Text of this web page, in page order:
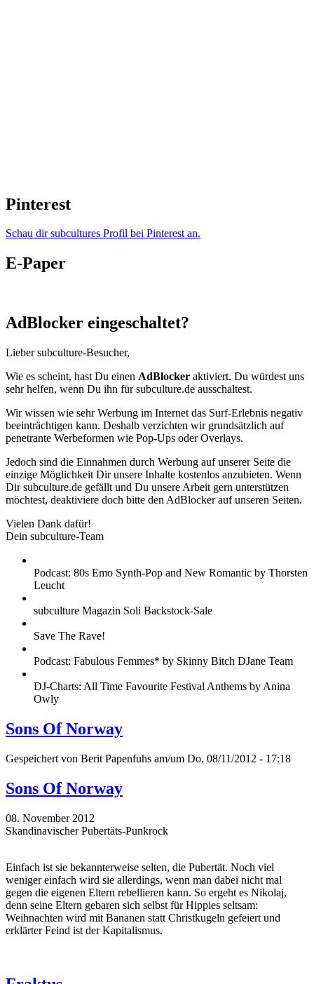
Pinterest
Schau dir subcultures Profil bei Pinterest an.
E-Paper
AdBlocker eingeschaltet?
Lieber subculture-Besucher,
Wie es scheint, hast Du einen AdBlocker aktiviert. Du würdest uns
sehr helfen, wenn Du ihn für subculture.de ausschaltest.
Wir wissen wie sehr Werbung im Internet das Surf-Erlebnis negativ
beeinträchtigen kann. Deshalb verzichten wir grundsätzlich auf
penetrante Werbeformen wie Pop-Ups oder Overlays.
Jedoch sind die Einnahmen durch Werbung auf unserer Seite die
einzige Möglichkeit Dir unsere Inhalte kostenlos anzubieten. Wenn
Dir subculture.de gefällt und Du unsere Arbeit gern unterstützen
möchtest, deaktiviere doch bitte den AdBlocker auf unseren Seiten.
Vielen Dank dafür!
Dein subculture-Team
Podcast: 80s Emo Synth-Pop and New Romantic by Thorsten
Leucht
subculture Magazin Soli Backstock-Sale
Save The Rave!
Podcast: Fabulous Femmes* by Skinny Bitch DJane Team
DJ-Charts: All Time Favourite Festival Anthems by Anina
Owly
Sons Of Norway
Gespeichert von Berit Papenfuhs am/um Do, 08/11/2012 - 17:18
Sons Of Norway
08. November 2012
Skandinavischer Pubertäts-Punkrock
Einfach ist sie bekannterweise selten, die Pubertät. Noch viel
weniger einfach wird sie allerdings, wenn man dabei nicht mal
gegen die eigenen Eltern rebellieren kann. So ergeht es Nikolaj,
denn seine Eltern gebaren sich selbst für Hippies seltsam:
Weihnachten wird mit Bananen statt Christkugeln gefeiert und
erklärter Feind ist der Kapitalismus.